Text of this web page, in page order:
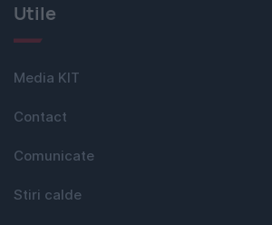
Utile
Media KIT
Contact
Comunicate
Stiri calde